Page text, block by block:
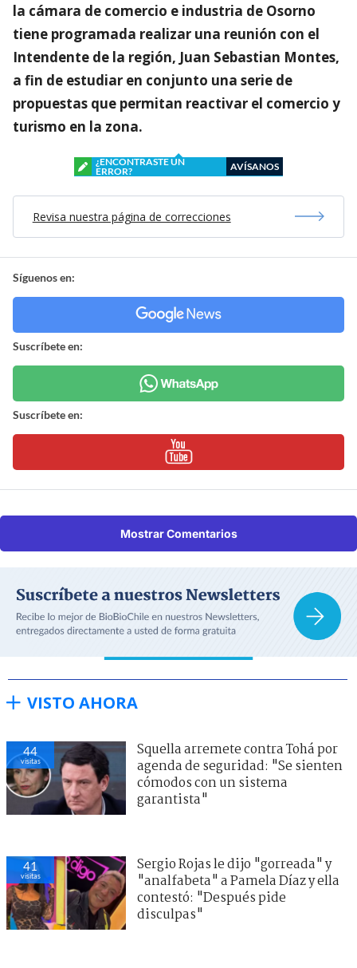
la cámara de comercio e industria de Osorno
tiene programada realizar una reunión con el
Intendente de la región, Juan Sebastian Montes,
a fin de estudiar en conjunto una serie de
propuestas que permitan reactivar el comercio y
turismo en la zona.
¿ENCONTRASTE UN
ERROR?
AVÍSANOS
Revisa nuestra página de correcciones
Síguenos en:
Suscríbete en:
Suscríbete en:
Mostrar Comentarios
VISTO AHORA
44
visitas
Squella arremete contra Tohá por
agenda de seguridad: "Se sienten
cómodos con un sistema
garantista"
41
visitas
Sergio Rojas le dijo "gorreada" y
"analfabeta" a Pamela Díaz y ella
contestó: "Después pide
disculpas"